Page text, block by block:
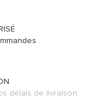
délais de livraison